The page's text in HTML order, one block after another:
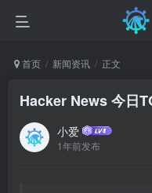
首页 新闻资讯 正文
Hacker News 今日
小爱
1年前发布